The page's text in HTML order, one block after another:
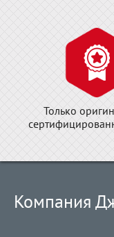
Только
Компания